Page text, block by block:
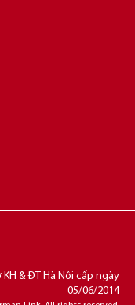
& ĐT Hà Nội cấp ngày
05/06/2014